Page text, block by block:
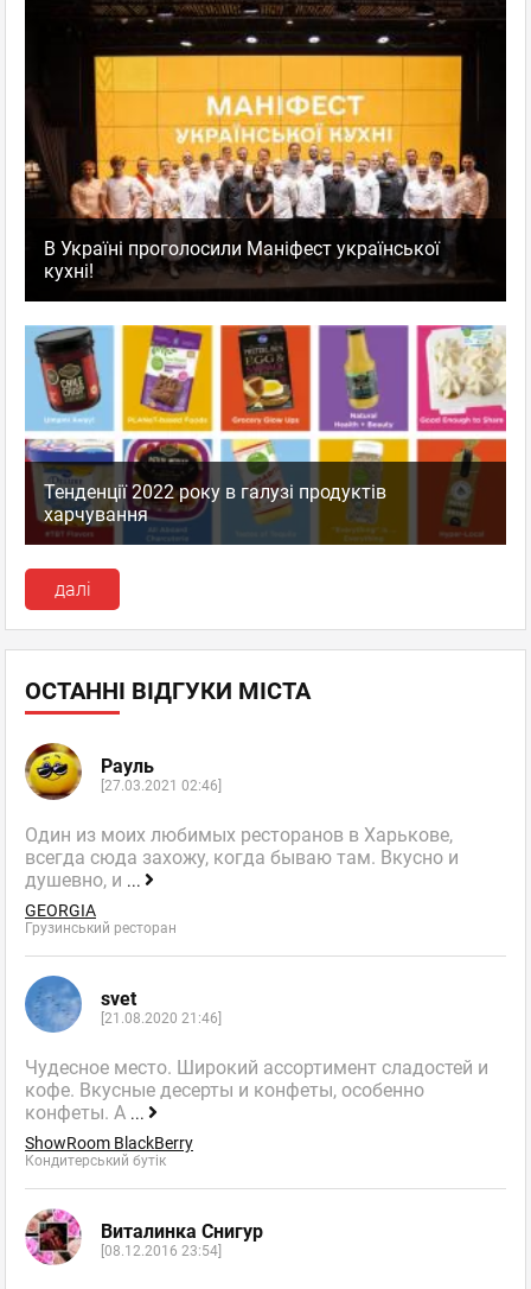
В Україні проголосили Маніфест української
кухні!
Тенденції 2022 року в галузі продуктів
харчування
далі
ОСТАННІ ВІДГУКИ МІСТА
Рауль
[27.03.2021 02:46]
Один из моих любимых ресторанов в Харькове,
всегда сюда захожу, когда бываю там. Вкусно и
душевно, и ...
GEORGIA
Грузинський ресторан
svet
[21.08.2020 21:46]
Чудесное место. Широкий ассортимент сладостей и
кофе. Вкусные десерты и конфеты, особенно
конфеты. А ...
ShowRoom BlackBerry
Кондитерський бутік
Виталинка Снигур
[08.12.2016 23:54]